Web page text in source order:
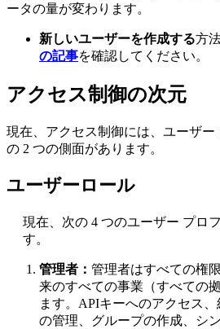
ータの量が変わります。
新しいユーザーを作成する方
の記事を確認してください。
アクセス制御の次元
現在、アクセス制御には、ユーザ
の 2 つの側面があります。
ユーザーロール
現在、次の 4 つのユーザー プロ
す。
管理者： 管理者はすべての権
来のすべての事業（すべての
ます。APIキーへのアクセス
の管理、グループの作成、シ